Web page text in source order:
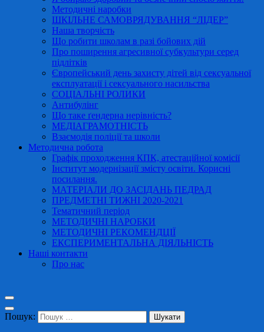
Методичні наробки
ШКІЛЬНЕ САМОВРЯДУВАННЯ “ЛІДЕР”
Наша творчість
Що робити школам в разі бойових дій
Про поширення агресивної субкультури серед
підлітків
Європейський день захисту дітей від сексуальної
експлуатації і сексуального насильства
СОЦІАЛЬНІ РОЛИКИ
Антибулінг
Що таке ґендерна нерівність?
МЕДІАГРАМОТНІСТЬ
Взаємодія поліції та школи
Методична робота
Графік проходження КПК, атестаційної комісії
Інститут модернізації змісту освіти. Корисні
посилання.
МАТЕРІАЛИ ДО ЗАСІДАНЬ ПЕДРАД
ПРЕДМЕТНІ ТИЖНІ 2020-2021
Тематичний період
МЕТОДИЧНІ НАРОБКИ
МЕТОДИЧНІ РЕКОМЕНДЦІЇ
ЕКСПЕРИМЕНТАЛЬНА ДІЯЛЬНІСТЬ
Наші контакти
Про нас
Пошук: